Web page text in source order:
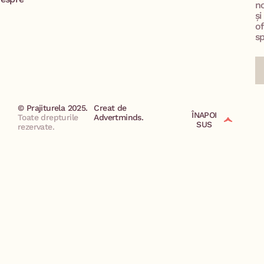
și
© Prajiturela 2025.
Toate drepturile
rezervate.
Creat de
Advertminds.
ÎNAPOI
SUS